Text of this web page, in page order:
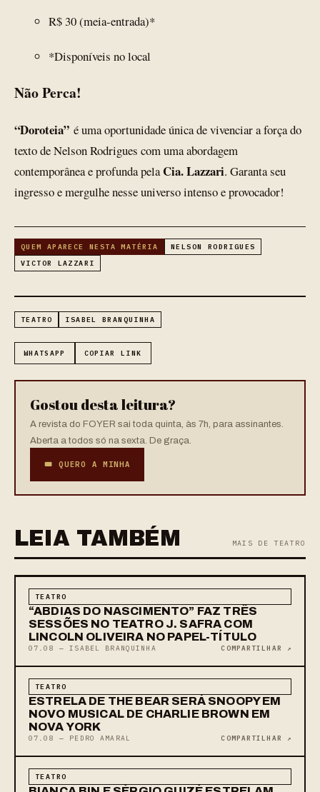
R$ 30 (meia-entrada)*
*Disponíveis no local
Não Perca!
“Doroteia” é uma oportunidade única de vivenciar a força do
texto de Nelson Rodrigues com uma abordagem
contemporânea e profunda pelaCia. Lazzari. Garanta seu
ingresso e mergulhe nesse universo intenso e provocador!
QUEM APARECE NESTA MATÉRIA
NELSON RODRIGUES
VICTOR LAZZARI
TEATRO ISABEL BRANQUINHA
WHATSAPP COPIAR LINK
Gostou desta leitura?
A revista do FOYER sai toda quinta, às 7h, para assinantes.
Aberta a todos só na sexta. De graça.
🎟 QUERO A MINHA
LEIA TAMBÉM MAIS DE TEATRO
TEATRO
“ABDIAS DO NASCIMENTO” FAZ TRÊS
SESSÕES NO TEATRO J. SAFRA COM
LINCOLN OLIVEIRA NO PAPEL-TÍTULO
07.08 — ISABEL BRANQUINHA COMPARTILHAR ↗
TEATRO
ESTRELA DE THE BEAR SERÁ SNOOPY EM
NOVO MUSICAL DE CHARLIE BROWN EM
NOVA YORK
07.08 — PEDRO AMARAL COMPARTILHAR ↗
TEATRO